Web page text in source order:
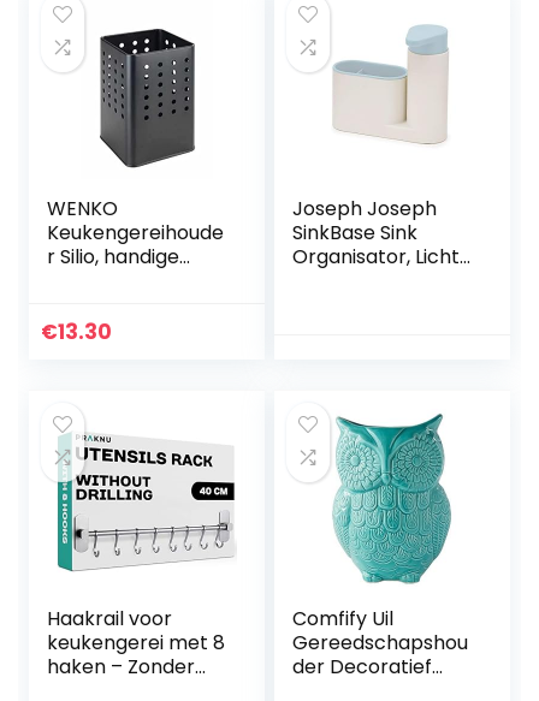
WENKO
Keukengereihoude
r Silio, handige
gemaakt van
vorm met
geperforeerd
patroon, (B × H ×
D): 11,5 × 16,5 × 11,5
cm, zwart mat
€13.30
Joseph Joseph
SinkBase Sink
Organisator, Licht
Haakrail voor
keukengerei met 8
haken – Zonder
Comfify Uil
Gereedschapshou
der Decoratief